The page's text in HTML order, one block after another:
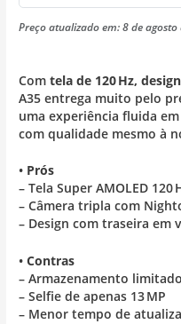
Preço atualizado em:8 de
Comtela de 120 Hz,
A35 entrega muito pelo
uma experiência fluida
com qualidade mesmo à
• Prós
– Tela Super AMOLED 120
– Câmera tripla com
– Design com traseira em
•Contras
– Armazenamento limitado
– Selfie de apenas 13 MP
– Menor tempo de